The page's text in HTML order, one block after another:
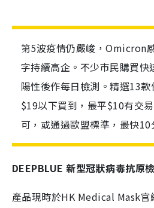
第5波疫情仍嚴峻，Omicron
字持續高企。不少市民購買快
陽性後作每日檢測。精選13
$19以下買到，最平$10有交
可，或通過歐盟標準，最快10
DEEPBLUE 新型冠狀病毒抗原
產品現時於HK Medical Mask